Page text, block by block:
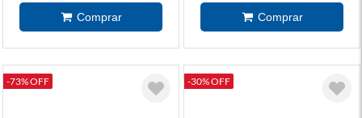
-73% OFF -30% OFF